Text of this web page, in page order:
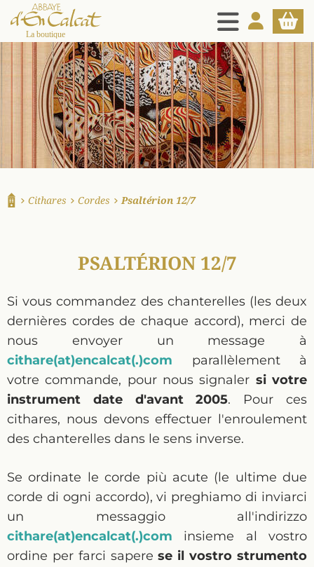
MENU
La boutique d'en Calcat
MON PANIER
Cithares Cordes Psaltérion 12/7
PSALTÉRION 12/7
Si vous commandez des chanterelles (les deux
dernières cordes de chaque accord), merci de
nous envoyer un message à
cithare(at)encalcat(.)com parallèlement à
votre commande, pour nous signaler si votre
instrument date d'avant 2005. Pour ces
cithares, nous devons effectuer l'enroulement
des chanterelles dans le sens inverse.
Se ordinate le corde più acute (le ultime due
corde di ogni accordo), vi preghiamo di inviarci
un messaggio all'indirizzo
cithare(at)encalcat(.)com insieme al vostro
ordine per farci saperese il vostro strumento